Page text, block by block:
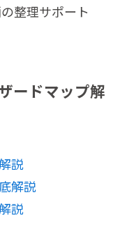
整理サポート
ードマップ解
説
解説
説